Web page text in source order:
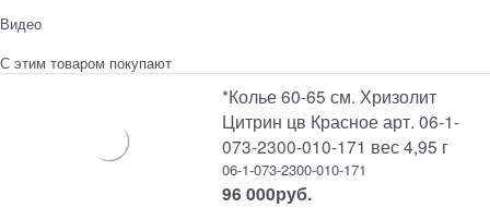
Видео
С этим товаром покупают
*Колье 60-65 см. Хризолит
Цитрин цв Красное арт. 06-1-
073-2300-010-171 вес 4,95 г
06-1-073-2300-010-171
96 000руб.